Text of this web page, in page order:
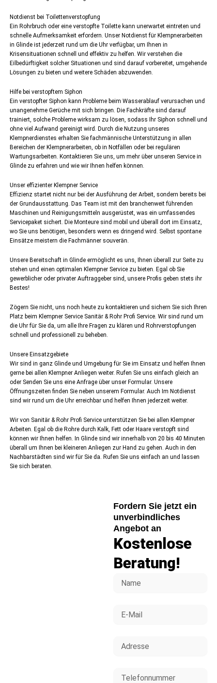
Notdienst bei Toilettenverstopfung
Ein Rohrbruch oder eine verstopfte Toilette kann unerwartet eintreten und
schnelle Aufmerksamkeit erfordern. Unser Notdienst für Klempnerarbeiten
in Glinde ist jederzeit rund um die Uhr verfügbar, um Ihnen in
Krisensituationen schnell und effektiv zu helfen. Wir verstehen die
Eilbedürftigkeit solcher Situationen und sind darauf vorbereitet, umgehende
Lösungen zu bieten und weitere Schäden abzuwenden.
Hilfe bei verstopftem Siphon
Ein verstopfter Siphon kann Probleme beim Wasserablauf verursachen und
unangenehme Gerüche mit sich bringen. Die Fachkräfte sind darauf
trainiert, solche Probleme wirksam zu lösen, sodass Ihr Siphon schnell und
ohne viel Aufwand gereinigt wird. Durch die Nutzung unseres
Klempnerdienstes erhalten Sie fachmännische Unterstützung in allen
Bereichen der Klempnerarbeiten, ob in Notfällen oder bei regulären
Wartungsarbeiten. Kontaktieren Sie uns, um mehr über unseren Service in
Glinde zu erfahren und wie wir Ihnen helfen können.
Unser effizienter Klempner Service
Effizienz startet nicht nur bei der Ausführung der Arbeit, sondern bereits bei
der Grundausstattung. Das Team ist mit den branchenweit führenden
Maschinen und Reinigungsmitteln ausgerüstet, was ein umfassendes
Servicepaket sichert. Die Monteure sind mobil und überall dort im Einsatz,
wo Sie uns benötigen, besonders wenn es dringend wird. Selbst spontane
Einsätze meistern die Fachmänner souverän.
Unsere Bereitschaft in Glinde ermöglicht es uns, Ihnen überall zur Seite zu
stehen und einen optimalen Klempner Service zu bieten. Egal ob Sie
gewerblicher oder privater Auftraggeber sind, unsere Profis geben stets ihr
Bestes!
Zögern Sie nicht, uns noch heute zu kontaktieren und sichern Sie sich Ihren
Platz beim Klempner Service Sanitär & Rohr Profi Service. Wir sind rund um
die Uhr für Sie da, um alle Ihre Fragen zu klären und Rohrverstopfungen
schnell und professionell zu beheben.
Unsere Einsatzgebiete
Wir sind in ganz Glinde und Umgebung für Sie im Einsatz und helfen Ihnen
gerne bei allen Klempner Anliegen weiter. Rufen Sie uns einfach gleich an
oder Senden Sie uns eine Anfrage über unser Formular. Unsere
Öffnungszeiten finden Sie neben unserem Formular. Auch Im Notdienst
sind wir rund um die Uhr erreichbar und helfen Ihnen jederzeit weiter.
Wir von Sanitär & Rohr Profi Service unterstützen Sie bei allen Klempner
Arbeiten. Egal ob die Rohre durch Kalk, Fett oder Haare verstopft sind
können wir Ihnen helfen. In Glinde sind wir innerhalb von 20 bis 40 Minuten
überall um Ihnen bei kleineren Anliegen zur Hand zu gehen. Auch in den
Nachbarstädten sind wir für Sie da. Rufen Sie uns einfach an und lassen
Sie sich beraten.
Fordern Sie jetzt ein
unverbindliches
Angebot an
Kostenlose
Beratung!
Mail